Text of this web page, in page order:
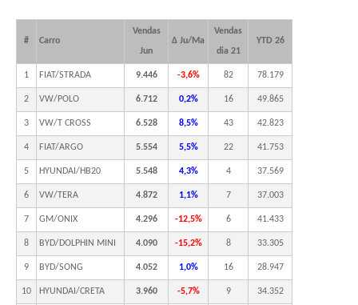
# Carro
Vendas
Jun
Δ Ju/Ma
Vendas
dia 21
YTD 26
1 FIAT/STRADA 9.446 -3,6% 82 78.179
2 VW/POLO 6.712 0,2% 16 49.865
3 VW/T CROSS 6.528 8,5% 43 42.823
4 FIAT/ARGO 5.554 5,5% 22 41.753
5 HYUNDAI/HB20 5.548 4,3% 4 37.569
6 VW/TERA 4.872 1,1% 7 37.003
7 GM/ONIX 4.296 -12,5% 6 41.433
8 BYD/DOLPHIN MINI 4.090 -15,2% 8 33.305
9 BYD/SONG 4.052 1,0% 16 28.947
10 HYUNDAI/CRETA 3.960 -5,7% 9 34.352